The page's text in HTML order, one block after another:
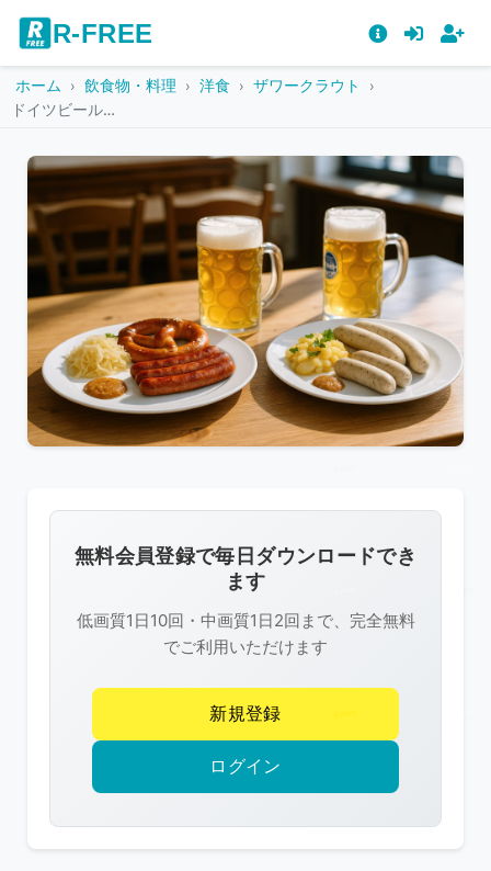
R-FREE
ホーム 飲食物・料理 洋食
ザワークラウト
ドイツビールとソーセージプレートのセットメニュー
像
は
R-
FREE
作
権
護
無料会員登録で毎日ダウンロードでき
ます
低画質1日10回・中画質1日2回まで、完全無料
でご利用いただけます
新規登録
ログイン